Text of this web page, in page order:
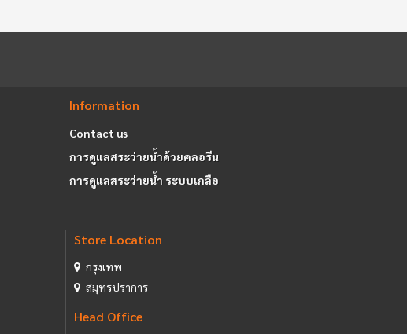
Information
Contact us
การดูแลสระว่ายน้ำด้วยคลอรีน
การดูแลสระว่ายน้ำ ระบบเกลือ
Store Location
กรุงเทพ
สมุทรปราการ
Head Office